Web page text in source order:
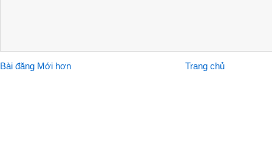
Bài đăng Mới hơn Trang chủ